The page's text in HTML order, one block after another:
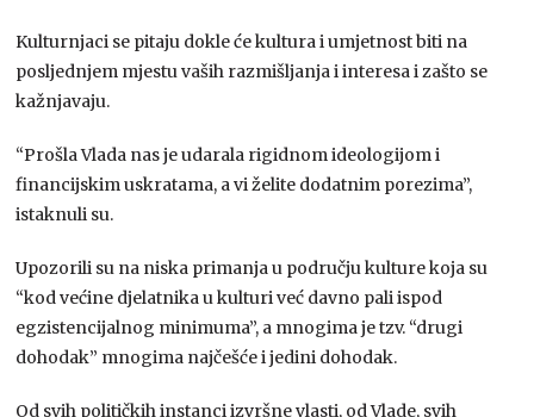
Kulturnjaci se pitaju dokle će kultura i umjetnost biti na
posljednjem mjestu vaših razmišljanja i interesa i zašto se
kažnjavaju.
“Prošla Vlada nas je udarala rigidnom ideologijom i
financijskim uskratama, a vi želite dodatnim porezima”,
istaknuli su.
Upozorili su na niska primanja u području kulture koja su
“kod većine djelatnika u kulturi već davno pali ispod
egzistencijalnog minimuma”, a mnogima je tzv. “drugi
dohodak” mnogima najčešće i jedini dohodak.
Od svih političkih instanci izvršne vlasti, od Vlade, svih